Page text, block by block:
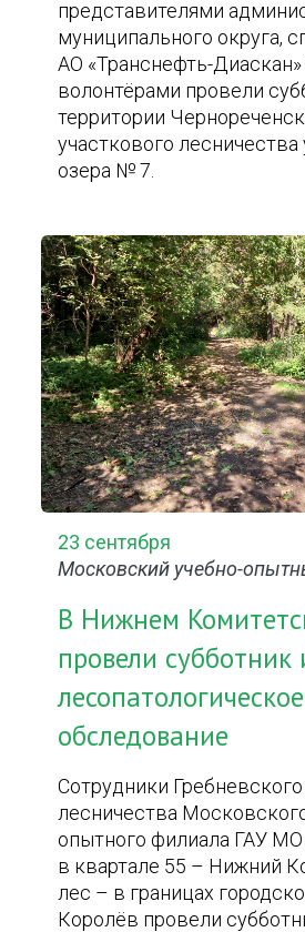
представителями
муниципального округа,
АО «Транснефть-Диаскан»
волонтёрами провели
территории
участкового лесничества
озера № 7.
23 сентября
Московский учебно-
В Нижнем
провели субботник
лесопатологическое
обследование
Сотрудники
лесничества
опытного филиала ГАУ
в квартале 55 – Нижний
лес – в границах
Королёв провели